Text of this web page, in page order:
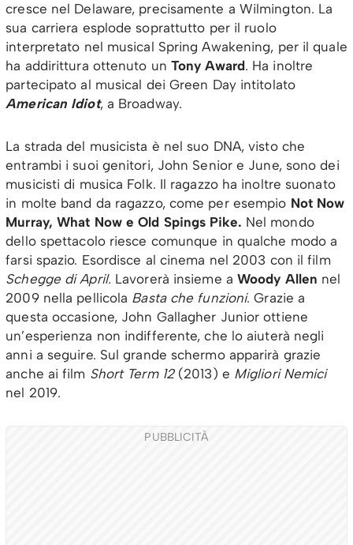
cresce nel Delaware, precisamente a Wilmington. La
sua carriera esplode soprattutto per il ruolo
interpretato nel musical Spring Awakening, per il quale
ha addirittura ottenuto un Tony Award. Ha inoltre
partecipato al musical dei Green Day intitolato
American Idiot, a Broadway.
La strada del musicista è nel suo DNA, visto che
entrambi i suoi genitori, John Senior e June, sono dei
musicisti di musica Folk. Il ragazzo ha inoltre suonato
in molte band da ragazzo, come per esempio Not Now
Murray, What Now e Old Spings Pike. Nel mondo
dello spettacolo riesce comunque in qualche modo a
farsi spazio. Esordisce al cinema nel 2003 con il film
Schegge di April. Lavorerà insieme a Woody Allen nel
2009 nella pellicola Basta che funzioni. Grazie a
questa occasione, John Gallagher Junior ottiene
un’esperienza non indifferente, che lo aiuterà negli
anni a seguire. Sul grande schermo apparirà grazie
anche ai film Short Term 12(2013) e Migliori Nemici
nel 2019.
PUBBLICITÀ